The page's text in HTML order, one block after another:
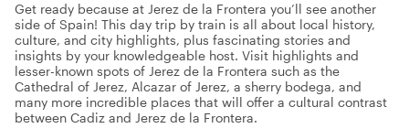
Get ready because at Jerez de la Frontera you’ll see another
side of Spain! This day trip by train is all about local history,
culture, and city highlights, plus fascinating stories and
insights by your knowledgeable host. Visit highlights and
lesser-known spots of Jerez de la Frontera such as the
Cathedral of Jerez, Alcazar of Jerez, a sherry bodega, and
many more incredible places that will offer a cultural contrast
between Cadiz and Jerez de la Frontera.